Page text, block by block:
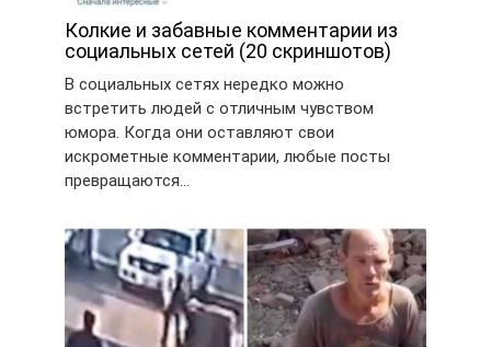
Колкие и забавные комментарии из
социальных сетей (20 скриншотов)
В социальных сетях нередко можно
встретить людей с отличным чувством
юмора. Когда они оставляют свои
искрометные комментарии, любые посты
превращаются…